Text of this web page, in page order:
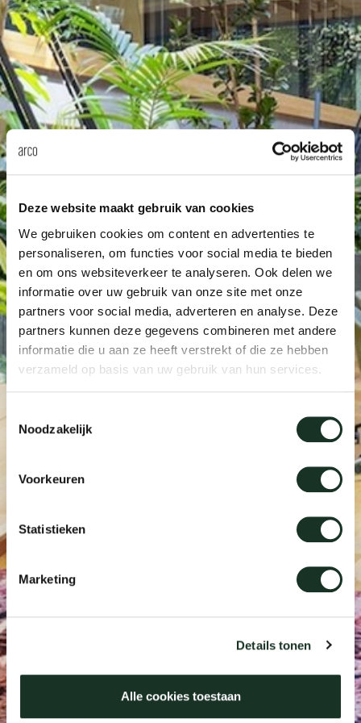
Deze website maakt gebruik van cookies
We gebruiken cookies om content en advertenties te
personaliseren, om functies voor social media te bieden
en om ons websiteverkeer te analyseren. Ook delen we
informatie over uw gebruik van onze site met onze
partners voor social media, adverteren en analyse. Deze
partners kunnen deze gegevens combineren met andere
informatie die u aan ze heeft verstrekt of die ze hebben
verzameld op basis van uw gebruik van hun services.
Noodzakelijk
Voorkeuren
Statistieken
Marketing
Details tonen
Alle cookies toestaan
dick
ineke
karel